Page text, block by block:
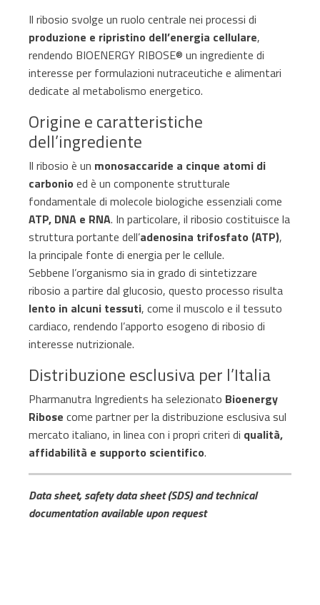
Il ribosio svolge un ruolo centrale nei processi di
produzione e ripristino dell’energia cellulare,
rendendo BIOENERGY RIBOSE® un ingrediente di
interesse per formulazioni nutraceutiche e alimentari
dedicate al metabolismo energetico.
Origine e caratteristiche
dell’ingrediente
Il ribosio è un monosaccaride a cinque atomi di
carbonio ed è un componente strutturale
fondamentale di molecole biologiche essenziali come
ATP, DNA e RNA. In particolare, il ribosio costituisce la
struttura portante dell’adenosina trifosfato (ATP),
la principale fonte di energia per le cellule.
Sebbene l’organismo sia in grado di sintetizzare
ribosio a partire dal glucosio, questo processo risulta
lento in alcuni tessuti, come il muscolo e il tessuto
cardiaco, rendendo l’apporto esogeno di ribosio di
interesse nutrizionale.
Distribuzione esclusiva per l’Italia
Pharmanutra Ingredients ha selezionato Bioenergy
Ribose come partner per la distribuzione esclusiva sul
mercato italiano, in linea con i propri criteri di qualità,
affidabilità e supporto scientifico.
Data sheet, safety data sheet (SDS) and technical
documentation available upon request